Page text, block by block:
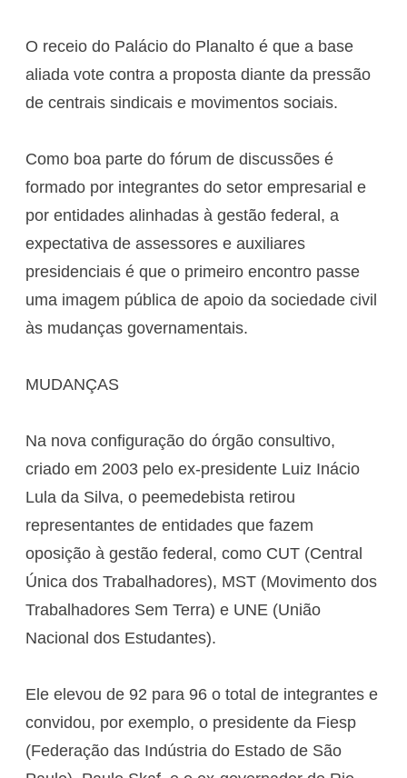
O receio do Palácio do Planalto é que a base
aliada vote contra a proposta diante da pressão
de centrais sindicais e movimentos sociais.
Como boa parte do fórum de discussões é
formado por integrantes do setor empresarial e
por entidades alinhadas à gestão federal, a
expectativa de assessores e auxiliares
presidenciais é que o primeiro encontro passe
uma imagem pública de apoio da sociedade civil
às mudanças governamentais.
MUDANÇAS
Na nova configuração do órgão consultivo,
criado em 2003 pelo ex-presidente Luiz Inácio
Lula da Silva, o peemedebista retirou
representantes de entidades que fazem
oposição à gestão federal, como CUT (Central
Única dos Trabalhadores), MST (Movimento dos
Trabalhadores Sem Terra) e UNE (União
Nacional dos Estudantes).
Ele elevou de 92 para 96 o total de integrantes e
convidou, por exemplo, o presidente da Fiesp
(Federação das Indústria do Estado de São